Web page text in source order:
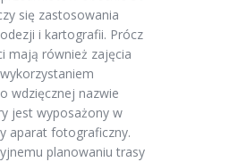
się zastosowania
i kartografii. Prócz
mają również zajęcia
wdzięcznej nazwie
jest wyposażony w
aparat fotograficzny.
planowaniu trasy